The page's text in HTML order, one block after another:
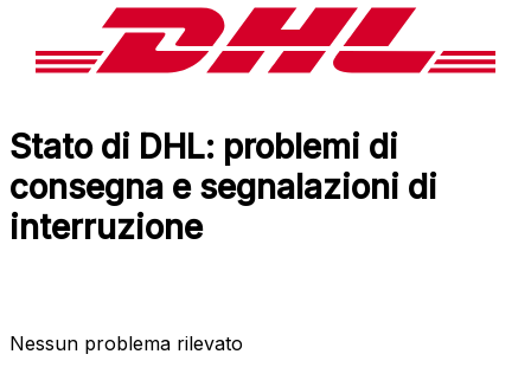
Stato di DHL: problemi di
consegna e segnalazioni di
interruzione
Nessun problema rilevato